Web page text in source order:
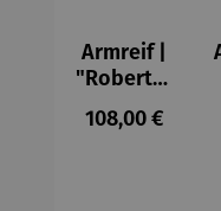
Armreif |
"Roberta"
– Anna
Mütz
Regulärer
108,00 €